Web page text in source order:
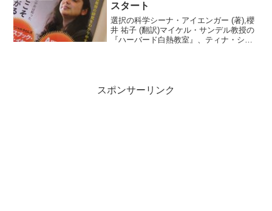
スタート
選択の科学シーナ・アイエンガー (著),櫻
井 祐子 (翻訳)マイケル・サンデル教授の
『ハーバード白熱教室』、ティナ・シー
スポンサーリンク